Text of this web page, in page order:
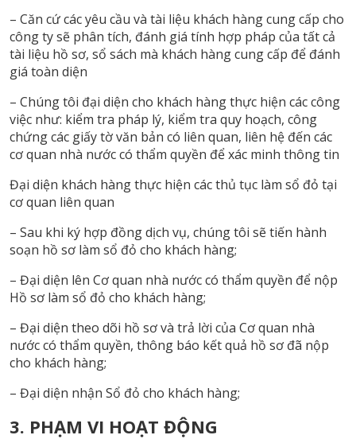
– Căn cứ các yêu cầu và tài liệu khách hàng cung cấp cho
công ty sẽ phân tích, đánh giá tính hợp pháp của tất cả
tài liệu hồ sơ, sổ sách mà khách hàng cung cấp để đánh
giá toàn diện
– Chúng tôi đại diện cho khách hàng thực hiện các công
việc như: kiểm tra pháp lý, kiểm tra quy hoạch, công
chứng các giấy tờ văn bản có liên quan, liên hệ đến các
cơ quan nhà nước có thẩm quyền để xác minh thông tin
Đại diện khách hàng thực hiện các thủ tục làm sổ đỏ tại
cơ quan liên quan
– Sau khi ký hợp đồng dịch vụ, chúng tôi sẽ tiến hành
soạn hồ sơ làm sổ đỏ cho khách hàng;
– Đại diện lên Cơ quan nhà nước có thẩm quyền để nộp
Hồ sơ làm sổ đỏ cho khách hàng;
– Đại diện theo dõi hồ sơ và trả lời của Cơ quan nhà
nước có thẩm quyền, thông báo kết quả hồ sơ đã nộp
cho khách hàng;
– Đại diện nhận Sổ đỏ cho khách hàng;
3. PHẠM VI HOẠT ĐỘNG